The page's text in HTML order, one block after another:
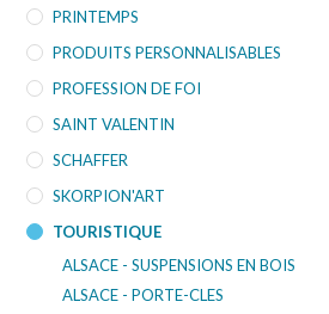
PRINTEMPS
PRODUITS PERSONNALISABLES
PROFESSION DE FOI
SAINT VALENTIN
SCHAFFER
SKORPION'ART
TOURISTIQUE
ALSACE - SUSPENSIONS EN BOIS
ALSACE - PORTE-CLES